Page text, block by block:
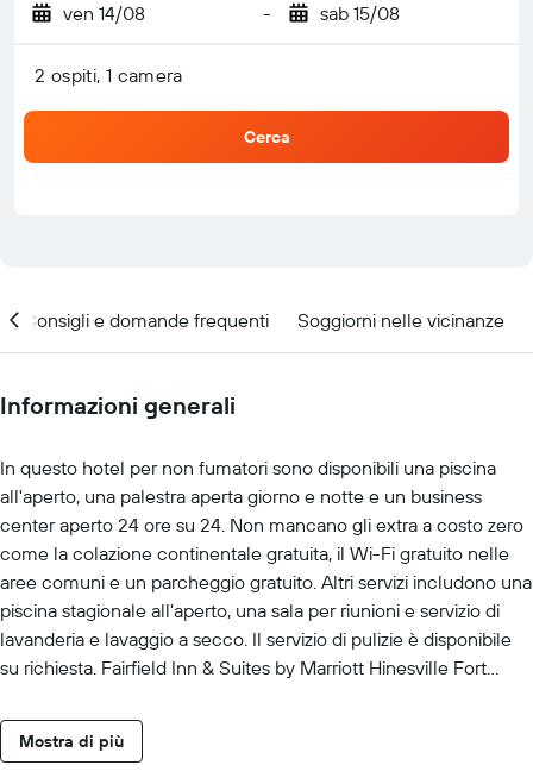
ven 14/08 - sab 15/08
2 ospiti, 1 camera
Cerca
Consigli e domande frequenti Soggiorni nelle vicinanze
Informazioni generali
In questo hotel per non fumatori sono disponibili una piscina
all'aperto, una palestra aperta giorno e notte e un business
center aperto 24 ore su 24. Non mancano gli extra a costo zero
come la colazione continentale gratuita, il Wi-Fi gratuito nelle
aree comuni e un parcheggio gratuito. Altri servizi includono una
piscina stagionale all'aperto, una sala per riunioni e servizio di
lavanderia e lavaggio a secco. Il servizio di pulizie è disponibile
su richiesta. Fairfield Inn & Suites by Marriott Hinesville Fort
di caffè/tè e asciugacapelli. I letti sono preparati con biancheria
da letto di alta qualità. La TV a schermo piatto con canali
Mostra di più